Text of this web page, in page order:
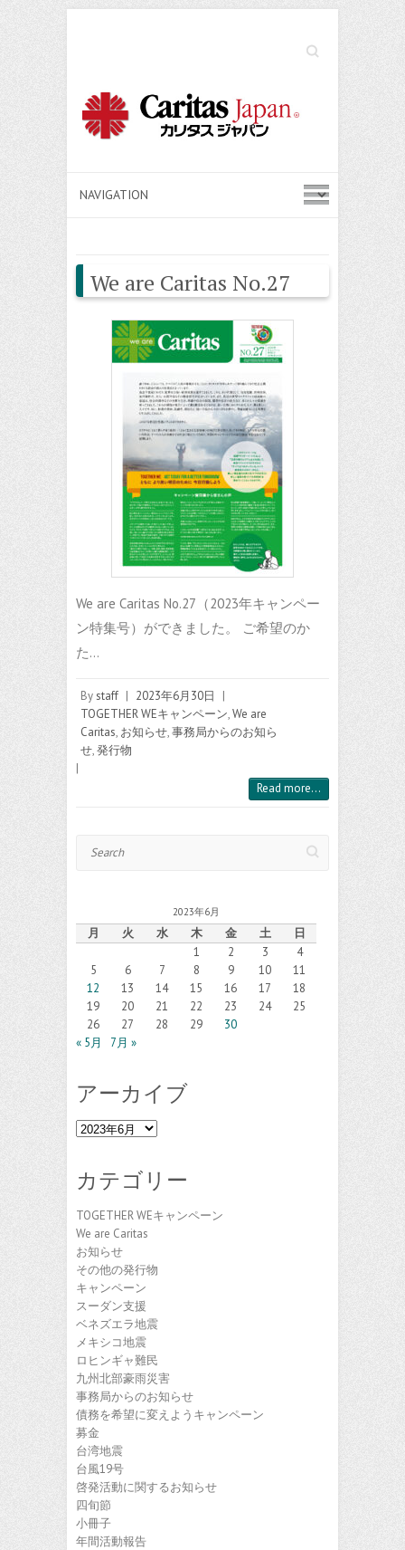
Search
We are Caritas No.27
We are Caritas No.27（2023年キャンペー
ン特集号）ができました。 ご希望のか
た…
Bystaff | 2023年6月30日
|
TOGETHER WEキャンペーン,We are
Caritas, お知らせ,事務局からのお知ら
せ,発行物
|
Read more...
2023年6月
月 火 水 木 金 土
日
1
2 3
4
5
6 7 8 9 10
11
12
13 14 15 16 17
18
19
20 21 22 23 24
25
26
27 28 29
30
« 5月
7月 »
アーカイブ
ア
イ
カテゴリー
TOGETHER WEキャンペーン
We are Caritas
お知らせ
その他の発行物
キャンペーン
スーダン支援
ベネズエラ地震
メキシコ地震
ロヒンギャ難民
九州北部豪雨災害
事務局からのお知らせ
債務を希望に変えようキャンペーン
募金
台湾地震
台風19号
啓発活動に関するお知らせ
四旬節
小冊子
年間活動報告